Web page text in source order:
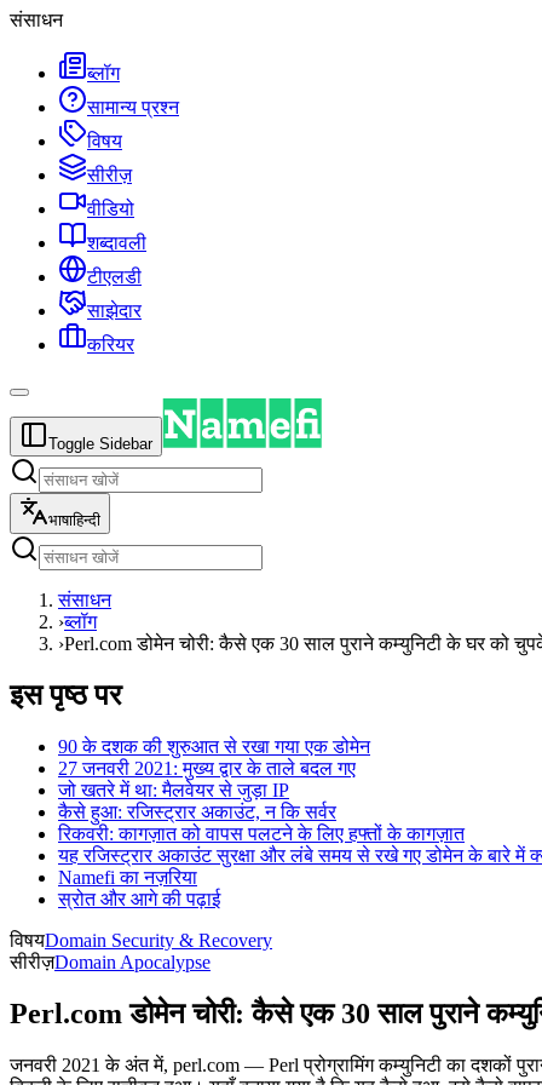
संसाधन
ब्लॉग
सामान्य प्रश्न
विषय
सीरीज़
वीडियो
शब्दावली
टीएलडी
साझेदार
करियर
Toggle Sidebar
भाषाहिन्दी
संसाधन
›ब्लॉग
›Perl.com डोमेन चोरी: कैसे एक 30 साल पुराने कम्युनिटी के घर को
इस पृष्ठ पर
90 के दशक की शुरुआत से रखा गया एक डोमेन
27 जनवरी 2021: मुख्य द्वार के ताले बदल गए
जो खतरे में था: मैलवेयर से जुड़ा IP
कैसे हुआ: रजिस्ट्रार अकाउंट, न कि सर्वर
रिकवरी: कागज़ात को वापस पलटने के लिए हफ्तों के कागज़ात
यह रजिस्ट्रार अकाउंट सुरक्षा और लंबे समय से रखे गए डोमेन के बारे में
Namefi का नज़रिया
स्रोत और आगे की पढ़ाई
विषयDomain Security & Recovery
सीरीज़Domain Apocalypse
Perl.com डोमेन चोरी: कैसे एक 30 साल पुराने
जनवरी 2021 के अंत में, perl.com — Perl प्रोग्रामिंग कम्युनिटी का दशकों